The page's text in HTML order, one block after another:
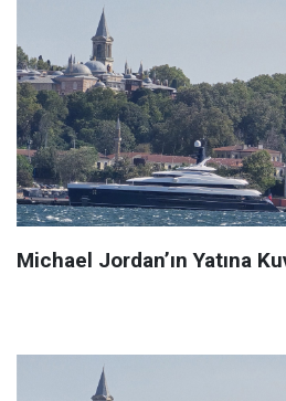
Michael Jordan’ın Yatına